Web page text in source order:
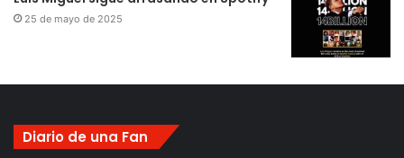
25 de mayo de 2025
Diario de una Fan